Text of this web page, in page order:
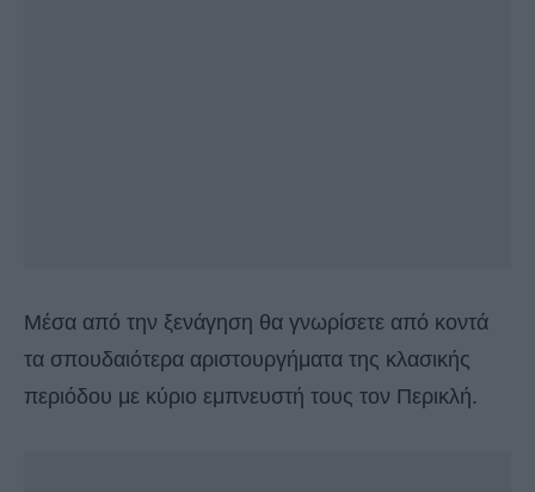
Μέσα από την ξενάγηση θα γνωρίσετε από κοντά
τα σπουδαιότερα αριστουργήματα της κλασικής
περιόδου με κύριο εμπνευστή τους τον Περικλή.